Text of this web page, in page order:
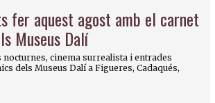
fer aquest agost amb el carnet
Museus Dalí
cinema surrealista i entrades
dels Museus Dalí a Figueres, Cadaqués,